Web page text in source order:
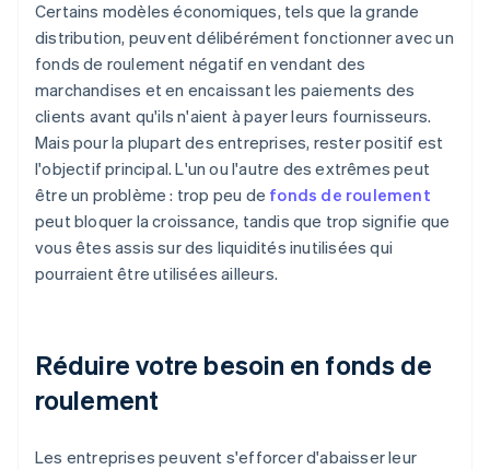
Certains modèles économiques, tels que la grande
distribution, peuvent délibérément fonctionner avec un
fonds de roulement négatif en vendant des
marchandises et en encaissant les paiements des
clients avant qu'ils n'aient à payer leurs fournisseurs.
Mais pour la plupart des entreprises, rester positif est
l'objectif principal. L'un ou l'autre des extrêmes peut
être un problème : trop peu de fonds de roulement
peut bloquer la croissance, tandis que trop signifie que
vous êtes assis sur des liquidités inutilisées qui
pourraient être utilisées ailleurs.
Réduire votre besoin en fonds de
roulement
Les entreprises peuvent s'efforcer d'abaisser leur